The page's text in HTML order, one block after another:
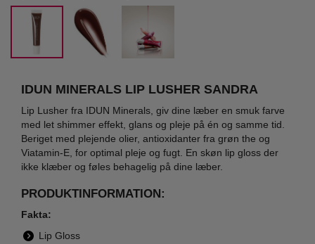
IDUN MINERALS LIP LUSHER SANDRA
Lip Lusher fra IDUN Minerals, giv dine læber en smuk farve
med let shimmer effekt, glans og pleje på én og samme tid.
Beriget med plejende olier, antioxidanter fra grøn the og
Viatamin-E, for optimal pleje og fugt. En skøn lip gloss der
ikke klæber og føles behagelig på dine læber.
PRODUKTINFORMATION:
Fakta:
Lip Gloss